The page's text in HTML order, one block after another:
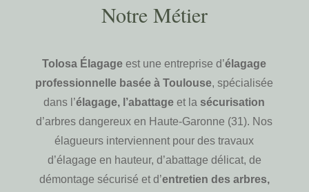
Notre Métier
Tolosa Élagage est une entreprise d’élagage
professionnelle basée à Toulouse, spécialisée
dans l’élagage, l’abattage et la sécurisation
d’arbres dangereux en Haute-Garonne (31). Nos
élagueurs interviennent pour des travaux
d’élagage en hauteur, d’abattage délicat, de
démontage sécurisé et d’entretien des arbres,